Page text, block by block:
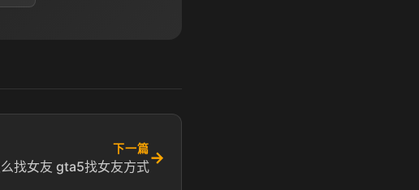
下一篇
找女友 gta5找女友方式→